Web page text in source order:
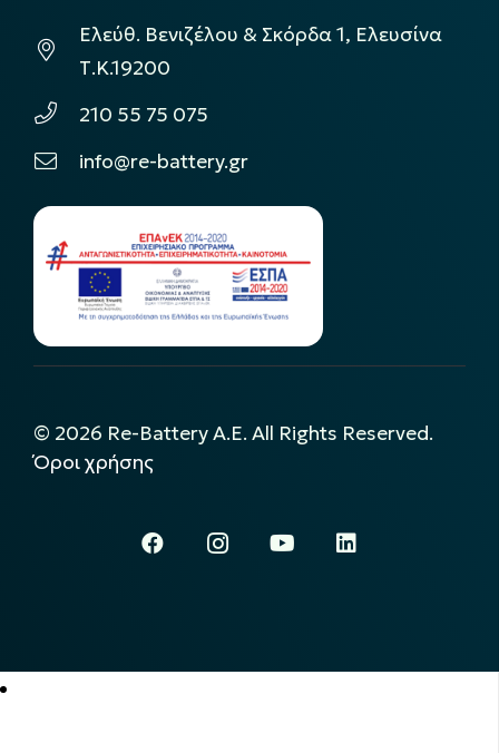
Ελεύθ. Βενιζέλου & Σκόρδα 1, Ελευσίνα
Τ.Κ.19200
210 55 75 075
info@re-battery.gr
© 2026 Re-Battery A.E. All Rights Reserved.
Όροι χρήσης